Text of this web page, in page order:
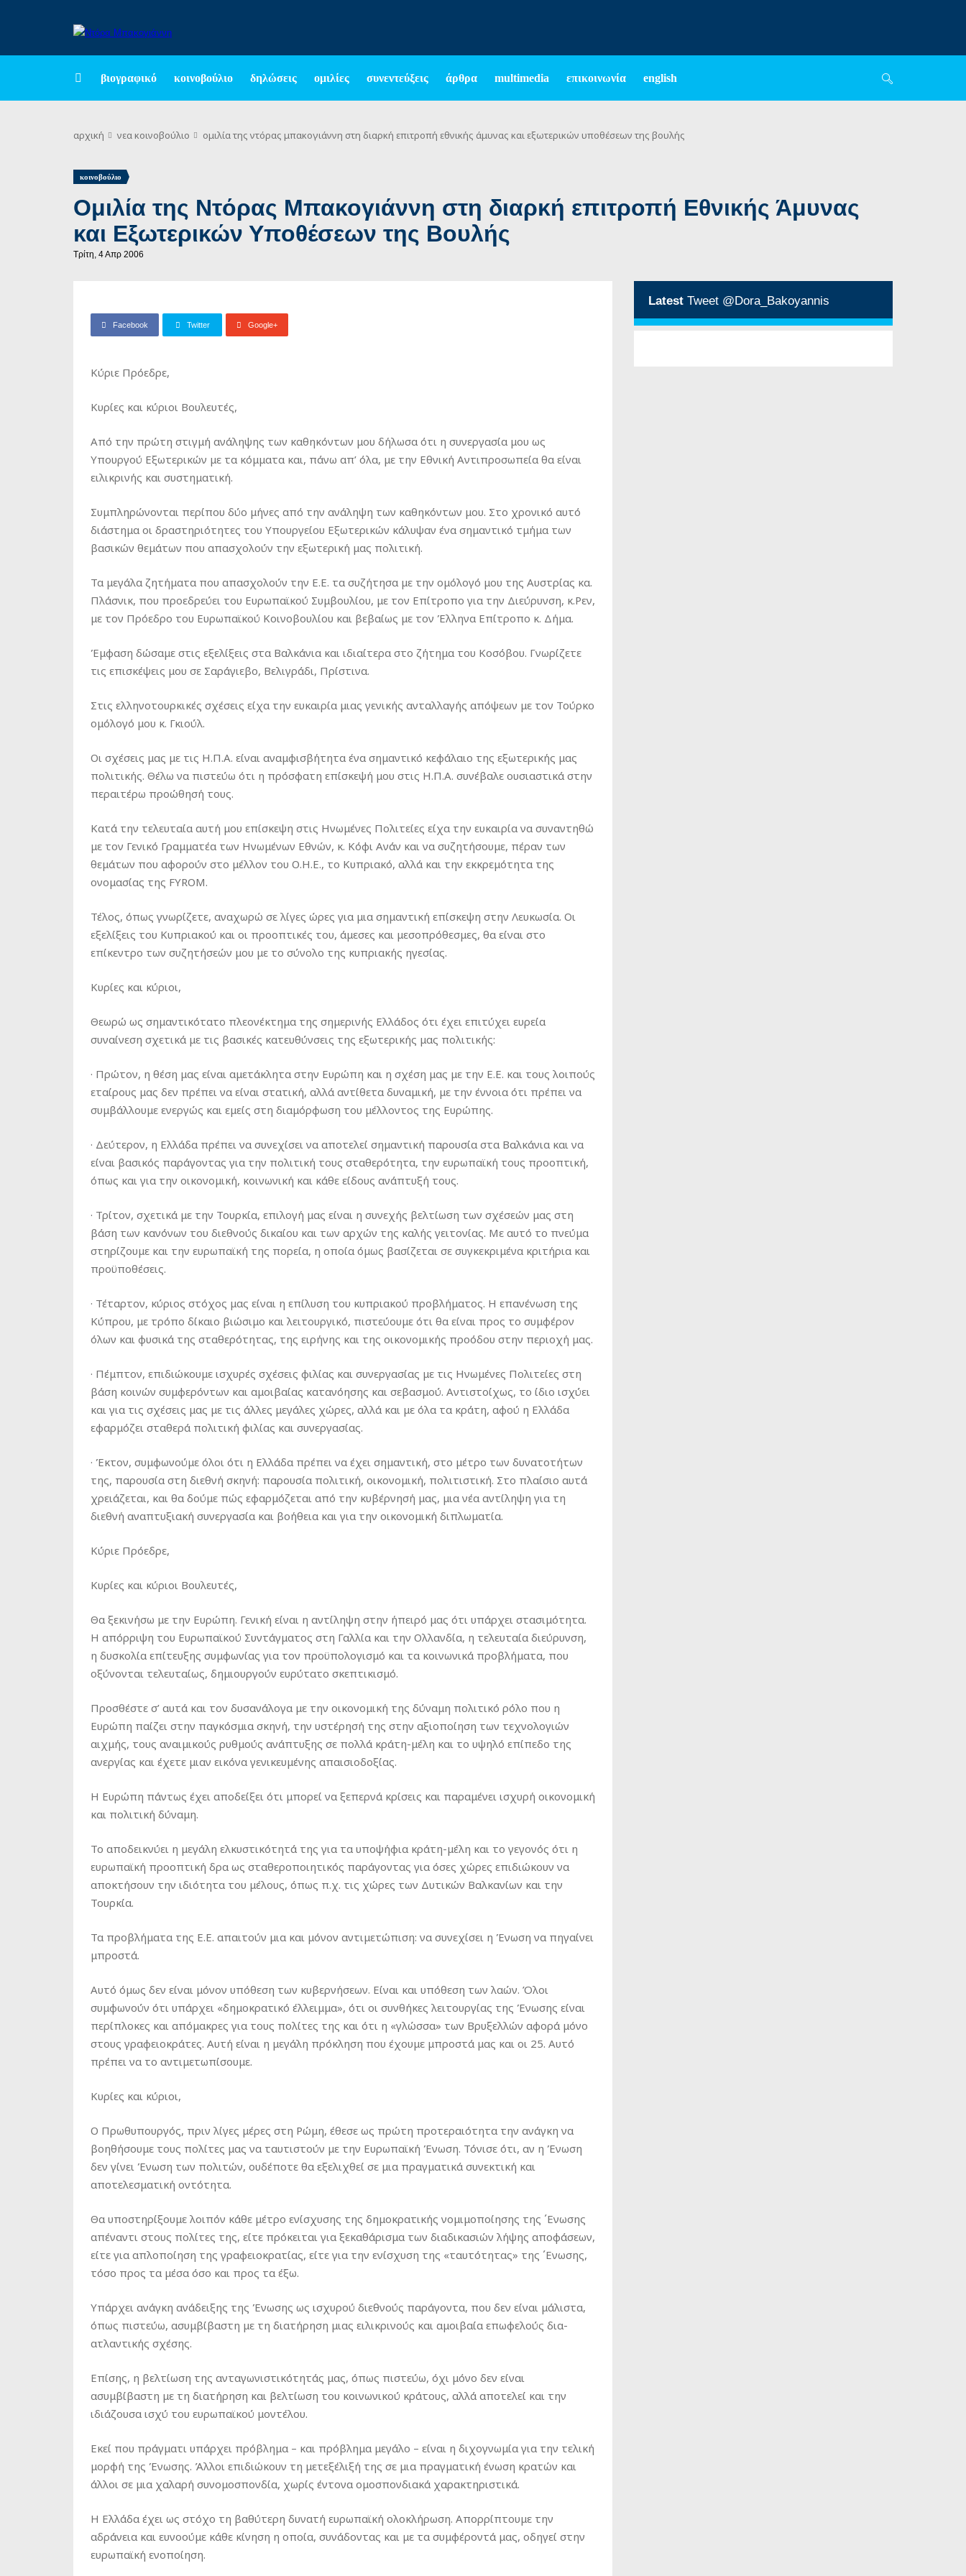
βιογραφικό κοινοβούλιο δηλώσεις ομιλίες συνεντεύξεις άρθρα multimedia επικοινωνία english
αρχική νεακοινοβούλιο ομιλία της ντόρας μπακογιάννη στη διαρκή επιτροπή εθνικής άμυνας και εξωτερικών υποθέσεων της βουλής
κοινοβούλιο
Ομιλία της Ντόρας Μπακογιάννη στη διαρκή επιτροπή Εθνικής Άμυνας
και Εξωτερικών Υποθέσεων της Βουλής
Τρίτη, 4 Απρ 2006
Facebook Twitter Google+
Κύριε Πρόεδρε,
Κυρίες και κύριοι Βουλευτές,
Από την πρώτη στιγμή ανάληψης των καθηκόντων μου δήλωσα ότι η συνεργασία μου ως
Υπουργού Εξωτερικών με τα κόμματα και, πάνω απ’ όλα, με την Εθνική Αντιπροσωπεία θα είναι
ειλικρινής και συστηματική.
Συμπληρώνονται περίπου δύο μήνες από την ανάληψη των καθηκόντων μου. Στο χρονικό αυτό
διάστημα οι δραστηριότητες του Υπουργείου Εξωτερικών κάλυψαν ένα σημαντικό τμήμα των
βασικών θεμάτων που απασχολούν την εξωτερική μας πολιτική.
Τα μεγάλα ζητήματα που απασχολούν την Ε.Ε. τα συζήτησα με την ομόλογό μου της Αυστρίας κα.
Πλάσνικ, που προεδρεύει του Ευρωπαϊκού Συμβουλίου, με τον Επίτροπο για την Διεύρυνση, κ.Ρεν,
με τον Πρόεδρο του Ευρωπαϊκού Κοινοβουλίου και βεβαίως με τον Έλληνα Επίτροπο κ. Δήμα.
Έμφαση δώσαμε στις εξελίξεις στα Βαλκάνια και ιδιαίτερα στο ζήτημα του Κοσόβου. Γνωρίζετε
τις επισκέψεις μου σε Σαράγιεβο, Βελιγράδι, Πρίστινα.
Στις ελληνοτουρκικές σχέσεις είχα την ευκαιρία μιας γενικής ανταλλαγής απόψεων με τον Τούρκο
ομόλογό μου κ. Γκιούλ.
Οι σχέσεις μας με τις Η.Π.Α. είναι αναμφισβήτητα ένα σημαντικό κεφάλαιο της εξωτερικής μας
πολιτικής. Θέλω να πιστεύω ότι η πρόσφατη επίσκεψή μου στις Η.Π.Α. συνέβαλε ουσιαστικά στην
περαιτέρω προώθησή τους.
Κατά την τελευταία αυτή μου επίσκεψη στις Ηνωμένες Πολιτείες είχα την ευκαιρία να συναντηθώ
με τον Γενικό Γραμματέα των Ηνωμένων Εθνών, κ. Κόφι Ανάν και να συζητήσουμε, πέραν των
θεμάτων που αφορούν στο μέλλον του Ο.Η.Ε., το Κυπριακό, αλλά και την εκκρεμότητα της
ονομασίας της FYROM.
Τέλος, όπως γνωρίζετε, αναχωρώ σε λίγες ώρες για μια σημαντική επίσκεψη στην Λευκωσία. Οι
εξελίξεις του Κυπριακού και οι προοπτικές του, άμεσες και μεσοπρόθεσμες, θα είναι στο
επίκεντρο των συζητήσεών μου με το σύνολο της κυπριακής ηγεσίας.
Κυρίες και κύριοι,
Θεωρώ ως σημαντικότατο πλεονέκτημα της σημερινής Ελλάδος ότι έχει επιτύχει ευρεία
συναίνεση σχετικά με τις βασικές κατευθύνσεις της εξωτερικής μας πολιτικής:
· Πρώτον, η θέση μας είναι αμετάκλητα στην Ευρώπη και η σχέση μας με την Ε.Ε. και τους λοιπούς
εταίρους μας δεν πρέπει να είναι στατική, αλλά αντίθετα δυναμική, με την έννοια ότι πρέπει να
συμβάλλουμε ενεργώς και εμείς στη διαμόρφωση του μέλλοντος της Ευρώπης.
· Δεύτερον, η Ελλάδα πρέπει να συνεχίσει να αποτελεί σημαντική παρουσία στα Βαλκάνια και να
είναι βασικός παράγοντας για την πολιτική τους σταθερότητα, την ευρωπαϊκή τους προοπτική,
όπως και για την οικονομική, κοινωνική και κάθε είδους ανάπτυξή τους.
· Τρίτον, σχετικά με την Τουρκία, επιλογή μας είναι η συνεχής βελτίωση των σχέσεών μας στη
βάση των κανόνων του διεθνούς δικαίου και των αρχών της καλής γειτονίας. Με αυτό το πνεύμα
στηρίζουμε και την ευρωπαϊκή της πορεία, η οποία όμως βασίζεται σε συγκεκριμένα κριτήρια και
προϋποθέσεις.
· Τέταρτον, κύριος στόχος μας είναι η επίλυση του κυπριακού προβλήματος. Η επανένωση της
Κύπρου, με τρόπο δίκαιο βιώσιμο και λειτουργικό, πιστεύουμε ότι θα είναι προς το συμφέρον
όλων και φυσικά της σταθερότητας, της ειρήνης και της οικονομικής προόδου στην περιοχή μας.
· Πέμπτον, επιδιώκουμε ισχυρές σχέσεις φιλίας και συνεργασίας με τις Ηνωμένες Πολιτείες στη
βάση κοινών συμφερόντων και αμοιβαίας κατανόησης και σεβασμού. Αντιστοίχως, το ίδιο ισχύει
και για τις σχέσεις μας με τις άλλες μεγάλες χώρες, αλλά και με όλα τα κράτη, αφού η Ελλάδα
εφαρμόζει σταθερά πολιτική φιλίας και συνεργασίας.
· Έκτον, συμφωνούμε όλοι ότι η Ελλάδα πρέπει να έχει σημαντική, στο μέτρο των δυνατοτήτων
της, παρουσία στη διεθνή σκηνή: παρουσία πολιτική, οικονομική, πολιτιστική. Στο πλαίσιο αυτά
χρειάζεται, και θα δούμε πώς εφαρμόζεται από την κυβέρνησή μας, μια νέα αντίληψη για τη
διεθνή αναπτυξιακή συνεργασία και βοήθεια και για την οικονομική διπλωματία.
Κύριε Πρόεδρε,
Κυρίες και κύριοι Βουλευτές,
Θα ξεκινήσω με την Ευρώπη. Γενική είναι η αντίληψη στην ήπειρό μας ότι υπάρχει στασιμότητα.
Η απόρριψη του Ευρωπαϊκού Συντάγματος στη Γαλλία και την Ολλανδία, η τελευταία διεύρυνση,
η δυσκολία επίτευξης συμφωνίας για τον προϋπολογισμό και τα κοινωνικά προβλήματα, που
οξύνονται τελευταίως, δημιουργούν ευρύτατο σκεπτικισμό.
Προσθέστε σ’ αυτά και τον δυσανάλογα με την οικονομική της δύναμη πολιτικό ρόλο που η
Ευρώπη παίζει στην παγκόσμια σκηνή, την υστέρησή της στην αξιοποίηση των τεχνολογιών
αιχμής, τους αναιμικούς ρυθμούς ανάπτυξης σε πολλά κράτη-μέλη και το υψηλό επίπεδο της
ανεργίας και έχετε μιαν εικόνα γενικευμένης απαισιοδοξίας.
Η Ευρώπη πάντως έχει αποδείξει ότι μπορεί να ξεπερνά κρίσεις και παραμένει ισχυρή οικονομική
και πολιτική δύναμη.
Το αποδεικνύει η μεγάλη ελκυστικότητά της για τα υποψήφια κράτη-μέλη και το γεγονός ότι η
ευρωπαϊκή προοπτική δρα ως σταθεροποιητικός παράγοντας για όσες χώρες επιδιώκουν να
αποκτήσουν την ιδιότητα του μέλους, όπως π.χ. τις χώρες των Δυτικών Βαλκανίων και την
Τουρκία.
Τα προβλήματα της Ε.Ε. απαιτούν μια και μόνον αντιμετώπιση: να συνεχίσει η Ένωση να πηγαίνει
μπροστά.
Αυτό όμως δεν είναι μόνον υπόθεση των κυβερνήσεων. Είναι και υπόθεση των λαών. Όλοι
συμφωνούν ότι υπάρχει «δημοκρατικό έλλειμμα», ότι οι συνθήκες λειτουργίας της Ένωσης είναι
περίπλοκες και απόμακρες για τους πολίτες της και ότι η «γλώσσα» των Βρυξελλών αφορά μόνο
στους γραφειοκράτες. Αυτή είναι η μεγάλη πρόκληση που έχουμε μπροστά μας και οι 25. Αυτό
πρέπει να το αντιμετωπίσουμε.
Κυρίες και κύριοι,
Ο Πρωθυπουργός, πριν λίγες μέρες στη Ρώμη, έθεσε ως πρώτη προτεραιότητα την ανάγκη να
βοηθήσουμε τους πολίτες μας να ταυτιστούν με την Ευρωπαϊκή Ένωση. Τόνισε ότι, αν η Ένωση
δεν γίνει Ένωση των πολιτών, ουδέποτε θα εξελιχθεί σε μια πραγματικά συνεκτική και
αποτελεσματική οντότητα.
Θα υποστηρίξουμε λοιπόν κάθε μέτρο ενίσχυσης της δημοκρατικής νομιμοποίησης της ΄Ενωσης
απέναντι στους πολίτες της, είτε πρόκειται για ξεκαθάρισμα των διαδικασιών λήψης αποφάσεων,
είτε για απλοποίηση της γραφειοκρατίας, είτε για την ενίσχυση της «ταυτότητας» της ΄Ενωσης,
τόσο προς τα μέσα όσο και προς τα έξω.
Υπάρχει ανάγκη ανάδειξης της Ένωσης ως ισχυρού διεθνούς παράγοντα, που δεν είναι μάλιστα,
όπως πιστεύω, ασυμβίβαστη με τη διατήρηση μιας ειλικρινούς και αμοιβαία επωφελούς δια-
ατλαντικής σχέσης.
Επίσης, η βελτίωση της ανταγωνιστικότητάς μας, όπως πιστεύω, όχι μόνο δεν είναι
ασυμβίβαστη με τη διατήρηση και βελτίωση του κοινωνικού κράτους, αλλά αποτελεί και την
ιδιάζουσα ισχύ του ευρωπαϊκού μοντέλου.
Εκεί που πράγματι υπάρχει πρόβλημα – και πρόβλημα μεγάλο – είναι η διχογνωμία για την τελική
μορφή της Ένωσης. Άλλοι επιδιώκουν τη μετεξέλιξή της σε μια πραγματική ένωση κρατών και
άλλοι σε μια χαλαρή συνομοσπονδία, χωρίς έντονα ομοσπονδιακά χαρακτηριστικά.
Η Ελλάδα έχει ως στόχο τη βαθύτερη δυνατή ευρωπαϊκή ολοκλήρωση. Απορρίπτουμε την
αδράνεια και ευνοούμε κάθε κίνηση η οποία, συνάδοντας και με τα συμφέροντά μας, οδηγεί στην
ευρωπαϊκή ενοποίηση.
Latest Tweet @Dora_Bakoyannis